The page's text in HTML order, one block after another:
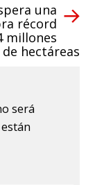
una
récord
millones
de hectáreas
será